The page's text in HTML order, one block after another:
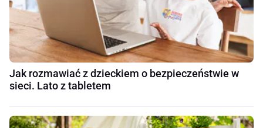
Jak rozmawiać z dzieckiem o bezpieczeństwie w
sieci. Lato z tabletem